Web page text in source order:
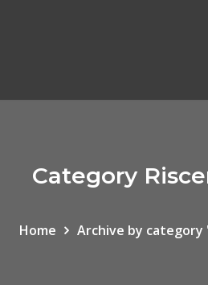
Category
Home Archive by category